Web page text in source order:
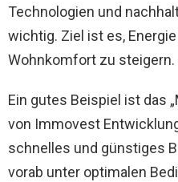
Technologien und
wichtig. Ziel ist es,
Wohnkomfort zu steigern.
Ein gutes Beispiel ist das
von Immovest
schnelles und günstiges
vorab unter optimalen